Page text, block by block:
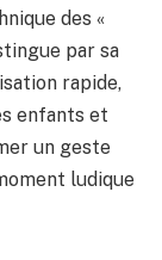
des «
par sa
rapide,
enfants et
un geste
ludique